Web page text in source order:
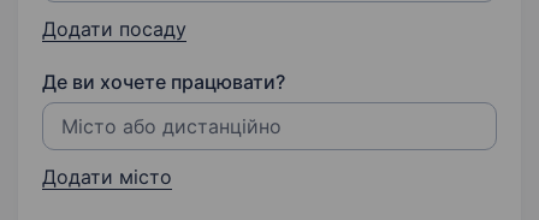
Додати посаду
Де ви хочете працювати?
Додати місто